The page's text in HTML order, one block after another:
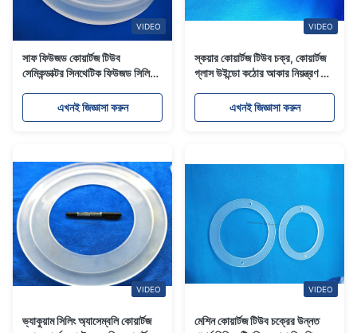
VIDEO
সাফ ফিউজড কোয়ার্টজ টিউব
সেমিকন্ডাক্টর সিনথেটিক ফিউজড সিলিকা
এখনই জিজ্ঞাসা করুন
VIDEO
স্কয়ার কোয়ার্টজ টিউব চক্র, কোয়ার্টজ
গ্লাস উইন্ডো কঠোর আকার নিয়ন্ত্রণ কম
এখনই জিজ্ঞাসা করুন
VIDEO
ভ্যাকুয়াম সিলিং অ্যাসেম্বলি কোয়ার্টজ
VIDEO
মেশিন কোয়ার্টজ টিউব চক্রের উন্নত